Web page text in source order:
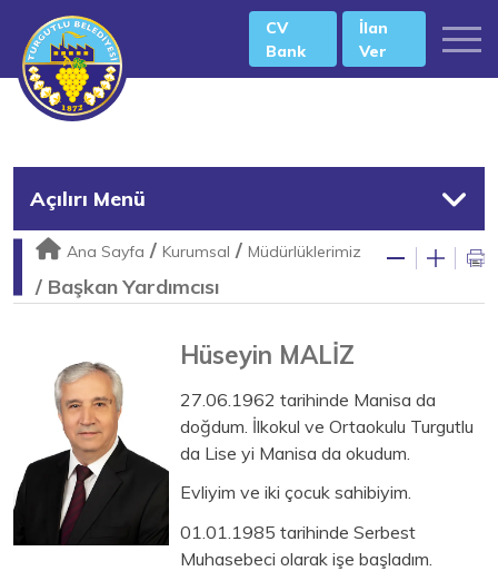
CV
Bank
İlan
Ver
Açılırı Menü
Ana Sayfa / Kurumsal / Müdürlüklerimiz
/ Başkan Yardımcısı
Hüseyin MALİZ
27.06.1962 tarihinde Manisa da
doğdum. İlkokul ve Ortaokulu Turgutlu
da Lise yi Manisa da okudum.
Evliyim ve iki çocuk sahibiyim.
01.01.1985 tarihinde Serbest
Muhasebeci olarak işe başladım.